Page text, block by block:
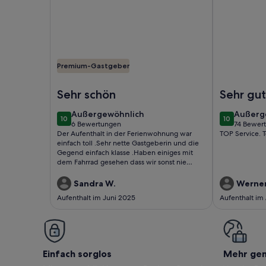
Premium-Gastgeber
Sehr schön
1010 von 10
Außergewöhnlich
außergewöhnlich
6 Bewertungen
(6
bewertungen)
Der Aufenthalt in der Ferienwohnung war
einfach toll .Sehr nette Gastgeberin und die
Gegend einfach klasse .Haben einiges mit
dem Fahrrad gesehen dass wir sonst nie
.Wir kommen sicherlich wieder .
Sandra W.
Aufenthalt im Juni 2025
Sehr
1010 von 10
74
(74
TOP Service.
Aufenthalt im
Einfach sorglos Mehr